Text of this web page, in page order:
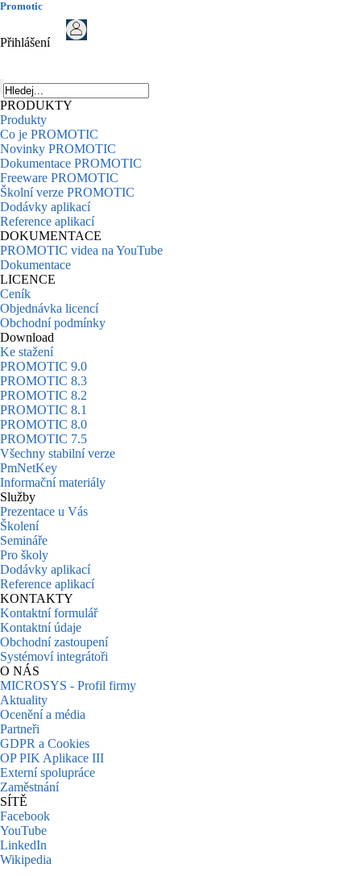
Promotic
Přihlášení
PRODUKTY
Produkty
Co je PROMOTIC
Novinky PROMOTIC
Dokumentace PROMOTIC
Freeware PROMOTIC
Školní verze PROMOTIC
Dodávky aplikací
Reference aplikací
DOKUMENTACE
PROMOTIC videa na YouTube
Dokumentace
LICENCE
Ceník
Objednávka licencí
Obchodní podmínky
Download
Ke stažení
PROMOTIC 9.0
PROMOTIC 8.3
PROMOTIC 8.2
PROMOTIC 8.1
PROMOTIC 8.0
PROMOTIC 7.5
Všechny stabilní verze
PmNetKey
Informační materiály
Služby
Prezentace u Vás
Školení
Semináře
Pro školy
Dodávky aplikací
Reference aplikací
KONTAKTY
Kontaktní formulář
Kontaktní údaje
Obchodní zastoupení
Systémoví integrátoři
O NÁS
MICROSYS - Profil firmy
Aktuality
Ocenění a média
Partneři
GDPR a Cookies
OP PIK Aplikace III
Externí spolupráce
Zaměstnání
SÍTĚ
Facebook
YouTube
LinkedIn
Wikipedia